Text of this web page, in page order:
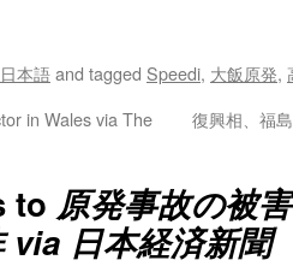
本語and tagged Speedi, 大飯原発,
in Wales via The
復興相、福
to 原発事故の被
via 日本経済新聞